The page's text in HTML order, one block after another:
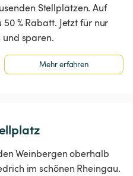
Stellplätzen. Auf
% Rabatt. Jetzt für nur
sparen.
Mehr erfahren
Weinbergen oberhalb
im schönen Rheingau.